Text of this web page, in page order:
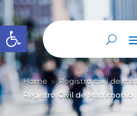
Abrir barra de herramientas
Home 9 Registro civil de
Registro Civil de Matrimonio